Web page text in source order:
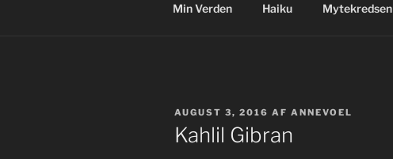
Min Verden Haiku Mytekredsen
UDGIVET
DEN
AUGUST 3, 2016 AF ANNEVOEL
Kahlil Gibran